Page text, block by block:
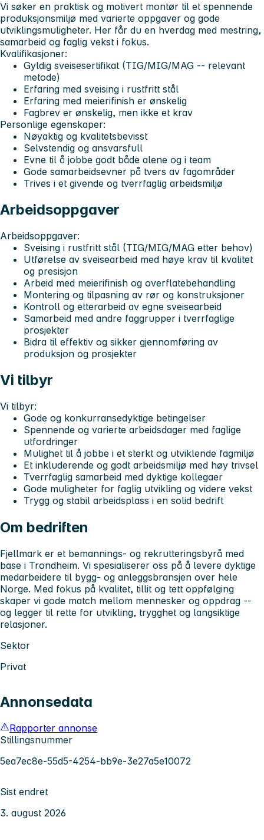
Vi søker en praktisk og motivert montør til et spennende
produksjonsmiljø med varierte oppgaver og gode
utviklingsmuligheter. Her får du en hverdag med mestring,
samarbeid og faglig vekst i fokus.
Kvalifikasjoner:
Gyldig sveisesertifikat (TIG/MIG/MAG -- relevant
metode)
Erfaring med sveising i rustfritt stål
Erfaring med meierifinish er ønskelig
Fagbrev er ønskelig, men ikke et krav
Personlige egenskaper:
Nøyaktig og kvalitetsbevisst
Selvstendig og ansvarsfull
Evne til å jobbe godt både alene og i team
Gode samarbeidsevner på tvers av fagområder
Trives i et givende og tverrfaglig arbeidsmiljø
Arbeidsoppgaver
Arbeidsoppgaver:
Sveising i rustfritt stål (TIG/MIG/MAG etter behov)
Utførelse av sveisearbeid med høye krav til kvalitet
og presisjon
Arbeid med meierifinish og overflatebehandling
Montering og tilpasning av rør og konstruksjoner
Kontroll og etterarbeid av egne sveisearbeid
Samarbeid med andre faggrupper i tverrfaglige
prosjekter
Bidra til effektiv og sikker gjennomføring av
produksjon og prosjekter
Vi tilbyr
Vi tilbyr:
Gode og konkurransedyktige betingelser
Spennende og varierte arbeidsdager med faglige
utfordringer
Mulighet til å jobbe i et sterkt og utviklende fagmiljø
Et inkluderende og godt arbeidsmiljø med høy trivsel
Tverrfaglig samarbeid med dyktige kollegaer
Gode muligheter for faglig utvikling og videre vekst
Trygg og stabil arbeidsplass i en solid bedrift
Om bedriften
Fjellmark er et bemannings- og rekrutteringsbyrå med
base i Trondheim. Vi spesialiserer oss på å levere dyktige
medarbeidere til bygg- og anleggsbransjen over hele
Norge. Med fokus på kvalitet, tillit og tett oppfølging
skaper vi gode match mellom mennesker og oppdrag --
og legger til rette for utvikling, trygghet og langsiktige
relasjoner.
Sektor
Privat
Annonsedata
Rapporter annonse
Stillingsnummer
5ea7ec8e-55d5-4254-bb9e-3e27a5e10072
Sist endret
3. august 2026